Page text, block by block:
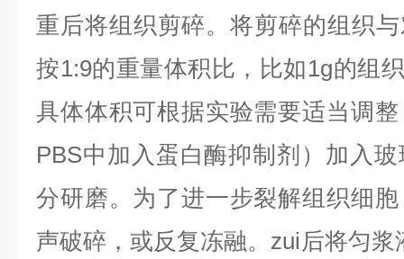
重后将组织剪碎。将剪碎的组织
按1:9的重量体积比，比如1g的组
具体体积可根据实验需要适当调
PBS中加入蛋白酶抑制剂）加入
分研磨。为了进一步裂解组织细
声破碎，或反复冻融。zui后将匀浆